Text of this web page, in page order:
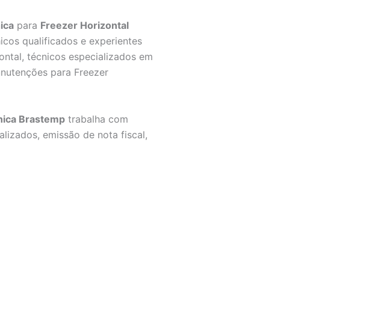
para Freezer Horizontal
qualificados e experientes
técnicos especializados em
para Freezer
Brastemp trabalha com
emissão de nota fiscal,